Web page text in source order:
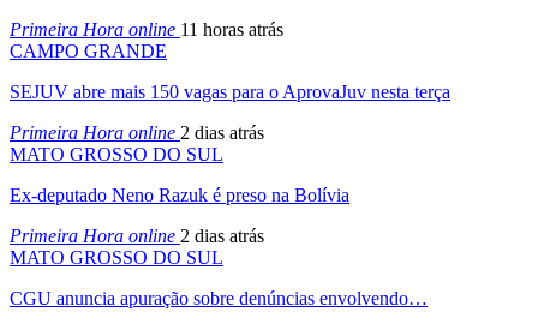
Primeira Hora online 11 horas atrás
CAMPO GRANDE
SEJUV abre mais 150 vagas para o AprovaJuv nesta terça
Primeira Hora online 2 dias atrás
MATO GROSSO DO SUL
Ex-deputado Neno Razuk é preso na Bolívia
Primeira Hora online 2 dias atrás
MATO GROSSO DO SUL
CGU anuncia apuração sobre denúncias envolvendo…